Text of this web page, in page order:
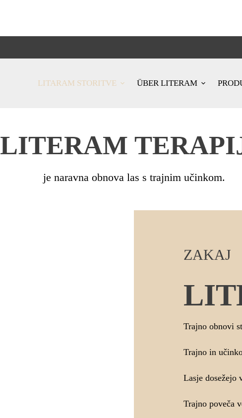
LITARAM STORITVE ÜBER LITERAM
LITERAM
je naravna obnova las s trajnim učinkom.
ZAKAJ
Trajno obnovi
Trajno in
Lasje dosežejo
Trajno poveča